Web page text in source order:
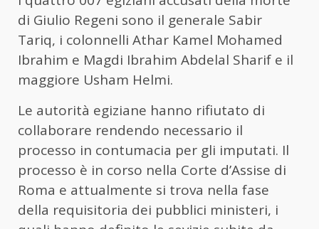
di Giulio Regeni sono il generale Sabir
Tariq, i colonnelli Athar Kamel Mohamed
Ibrahim e Magdi Ibrahim Abdelal Sharif e il
maggiore Usham Helmi.
Le autorità egiziane hanno rifiutato di
collaborare rendendo necessario il
processo in contumacia per gli imputati. Il
processo è in corso nella Corte d’Assise di
Roma e attualmente si trova nella fase
della requisitoria dei pubblici ministeri, i